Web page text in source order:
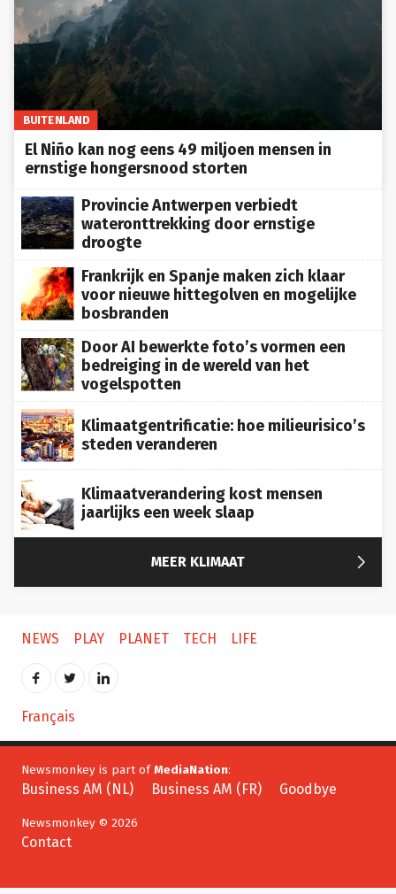
BUITENLAND
El Niño kan nog eens 49 miljoen mensen in
ernstige hongersnood storten
Provincie Antwerpen verbiedt
wateronttrekking door ernstige
droogte
Frankrijk en Spanje maken zich klaar
voor nieuwe hittegolven en mogelijke
bosbranden
Door AI bewerkte foto’s vormen een
bedreiging in de wereld van het
vogelspotten
Klimaatgentrificatie: hoe milieurisico’s
steden veranderen
Klimaatverandering kost mensen
jaarlijks een week slaap
MEER KLIMAAT 
NEWS PLAY PLANET TECH LIFE
Français
Newsmonkey is part ofMediaNation:
Business AM (NL) Business AM (FR) Goodbye
Newsmonkey © 2026
Contact